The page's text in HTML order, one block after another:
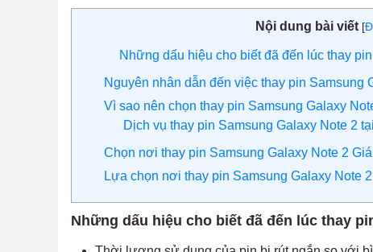
Nội dung bài viết [
Những dấu hiệu cho biết đã đến lúc thay
Nguyên nhân dẫn đến việc thay pin Samsung
Vì sao nên chọn thay pin Samsung Galaxy
Dịch vụ thay pin Samsung Galaxy Note 2
Chọn nơi thay pin Samsung Galaxy Note 2
Lựa chọn nơi thay pin Samsung Galaxy Note
Những dấu hiệu cho biết đã đến lúc thay